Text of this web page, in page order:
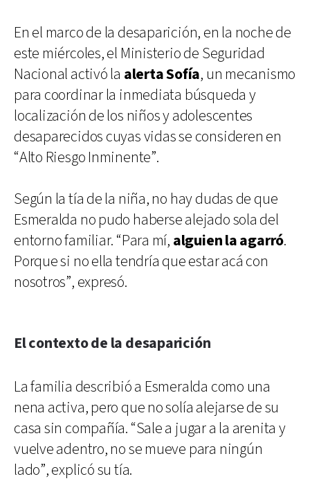
En el marco de la desaparición, en la noche de
este miércoles, el Ministerio de Seguridad
Nacional activó la alerta Sofía, un mecanismo
para coordinar la inmediata búsqueda y
localización de los niños y adolescentes
desaparecidos cuyas vidas se consideren en
“Alto Riesgo Inminente”.
Según la tía de la niña, no hay dudas de que
Esmeralda no pudo haberse alejado sola del
entorno familiar. “Para mí, alguien la agarró.
Porque si no ella tendría que estar acá con
nosotros”, expresó.
El contexto de la desaparición
La familia describió a Esmeralda como una
nena activa, pero que no solía alejarse de su
casa sin compañía. “Sale a jugar a la arenita y
vuelve adentro, no se mueve para ningún
lado”, explicó su tía.